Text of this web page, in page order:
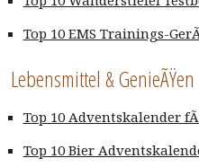
Top 10 EMS Trainings-
Lebensmittel & GenieÃŸen
Top 10 Adventskalender
Top 10 Bier